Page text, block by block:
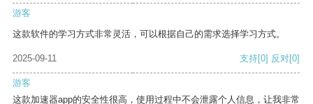
游客
这款软件的学习方式非常灵活，可以根据自己的需求选择学习方式。
2025-09-11 支持[0] 反对[0]
游客
这款加速器app的安全性很高，使用过程中不会泄露个人信息，让我非常